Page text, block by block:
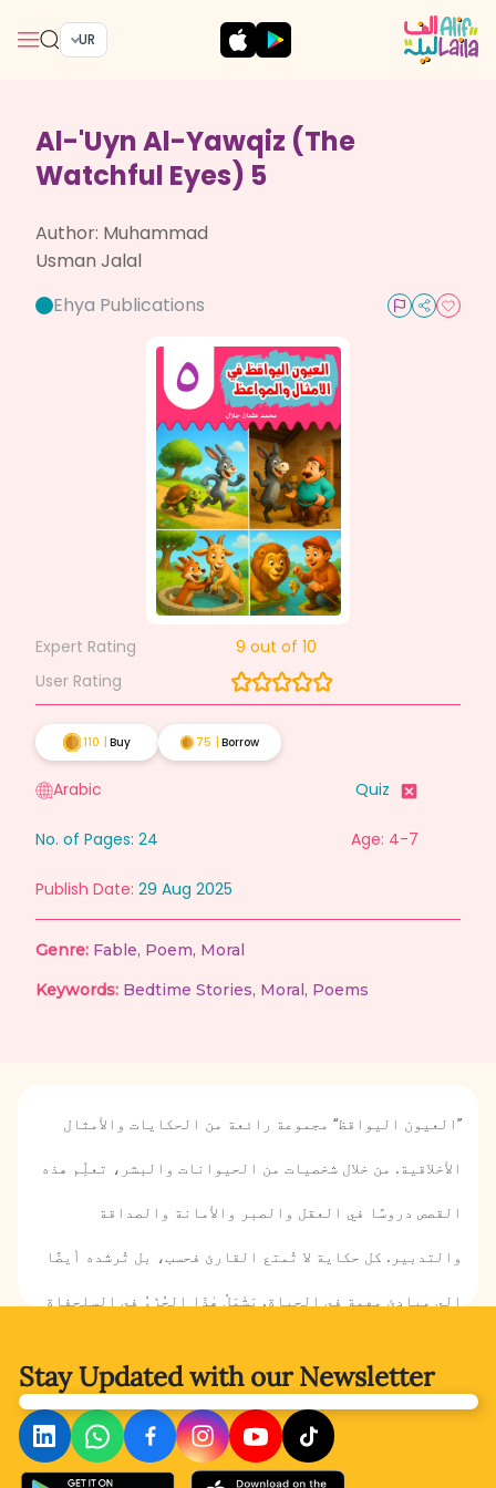
UR
Al-'Uyn Al-Yawqiz (The
Watchful Eyes) 5
Author: Muhammad
Usman Jalal
Ehya Publications
Expert Rating 9 out of 10
User Rating
110 Buy 75 Borrow
Arabic Quiz
No. of Pages: 24 Age: 4-7
Publish Date: 29 Aug 2025
Genre: Fable, Poem, Moral
Keywords: Bedtime Stories, Moral, Poems
’’العيون اليواقظ‘‘ مجموعة رائعة من الحكايات والأمثال
الأخلاقية. من خلال شخصيات من الحيوانات والبشر، تعلِّم هذه
القصص دروسًا في العقل والصبر والأمانة والصداقة
والتدبير. كل حكاية لا تُمتع القارئ فحسب، بل تُرشده أيضًا
إلى مبادئ مهمة في الحياة. يَشْمَلُ هٰذَا الجُزْءُ في السلحفاة
والارنب في الصياد والسمكة الصغيرةStay Updated withour Newsletter